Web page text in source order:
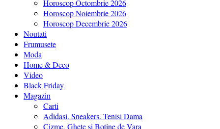
Horoscop Octombrie 2026
Horoscop Noiembrie 2026
Horoscop Decembrie 2026
Noutati
Frumusete
Moda
Home & Deco
Video
Black Friday
Magazin
Carti
Adidasi. Sneakers. Tenisi Dama
Cizme, Ghete si Botine de Vara